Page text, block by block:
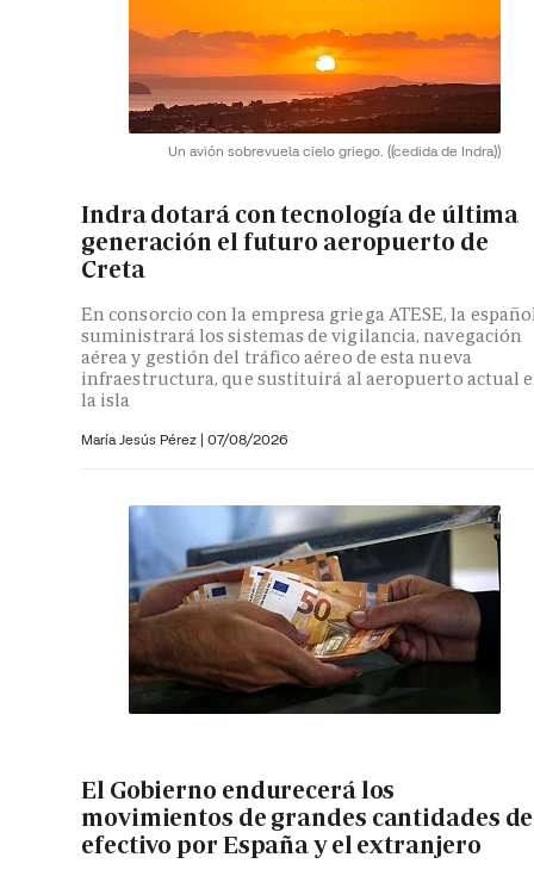
Un avión sobrevuela cielo griego. ((cedida de Indra))
Indra dotará con tecnología de última
generación el futuro aeropuerto de
Creta
En consorcio con la empresa griega ATESE, la
suministrará los sistemas de vigilancia, navegación
aérea y gestión del tráfico aéreo de esta nueva
infraestructura, que sustituirá al aeropuerto actual
la isla
María Jesús Pérez | 07/08/2026
El Gobierno endurecerá los
movimientos de grandes cantidades de
efectivo por España y el extranjero